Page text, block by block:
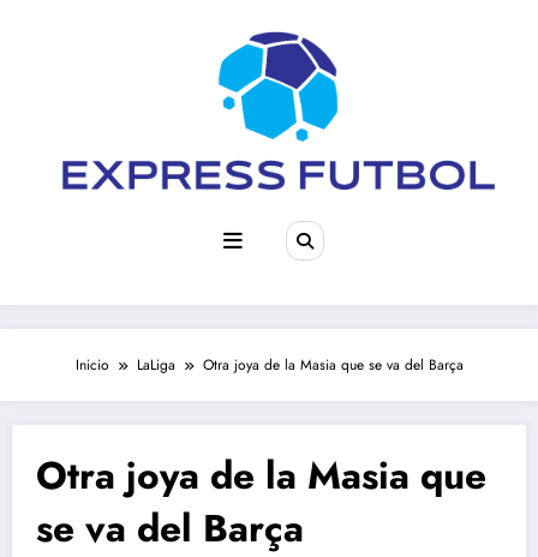
Inicio LaLiga Otra joya de la Masia que se va del Barça
Otra joya de la Masia que
se va del Barça